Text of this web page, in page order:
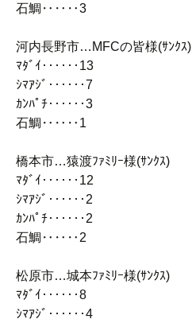
石鯛‥‥‥3
河内長野市…MFCの皆様(ｻﾝｸｽ)
ﾏﾀﾞｲ‥‥‥13
ｼﾏｱｼﾞ‥‥‥7
ｶﾝﾊﾟﾁ‥‥‥3
石鯛‥‥‥1
橋本市…猿渡ﾌｧﾐﾘｰ様(ｻﾝｸｽ)
ﾏﾀﾞｲ‥‥‥12
ｼﾏｱｼﾞ‥‥‥2
ｶﾝﾊﾟﾁ‥‥‥2
石鯛‥‥‥2
松原市…城本ﾌｧﾐﾘｰ様(ｻﾝｸｽ)
ﾏﾀﾞｲ‥‥‥8
ｼﾏｱｼﾞ‥‥‥4